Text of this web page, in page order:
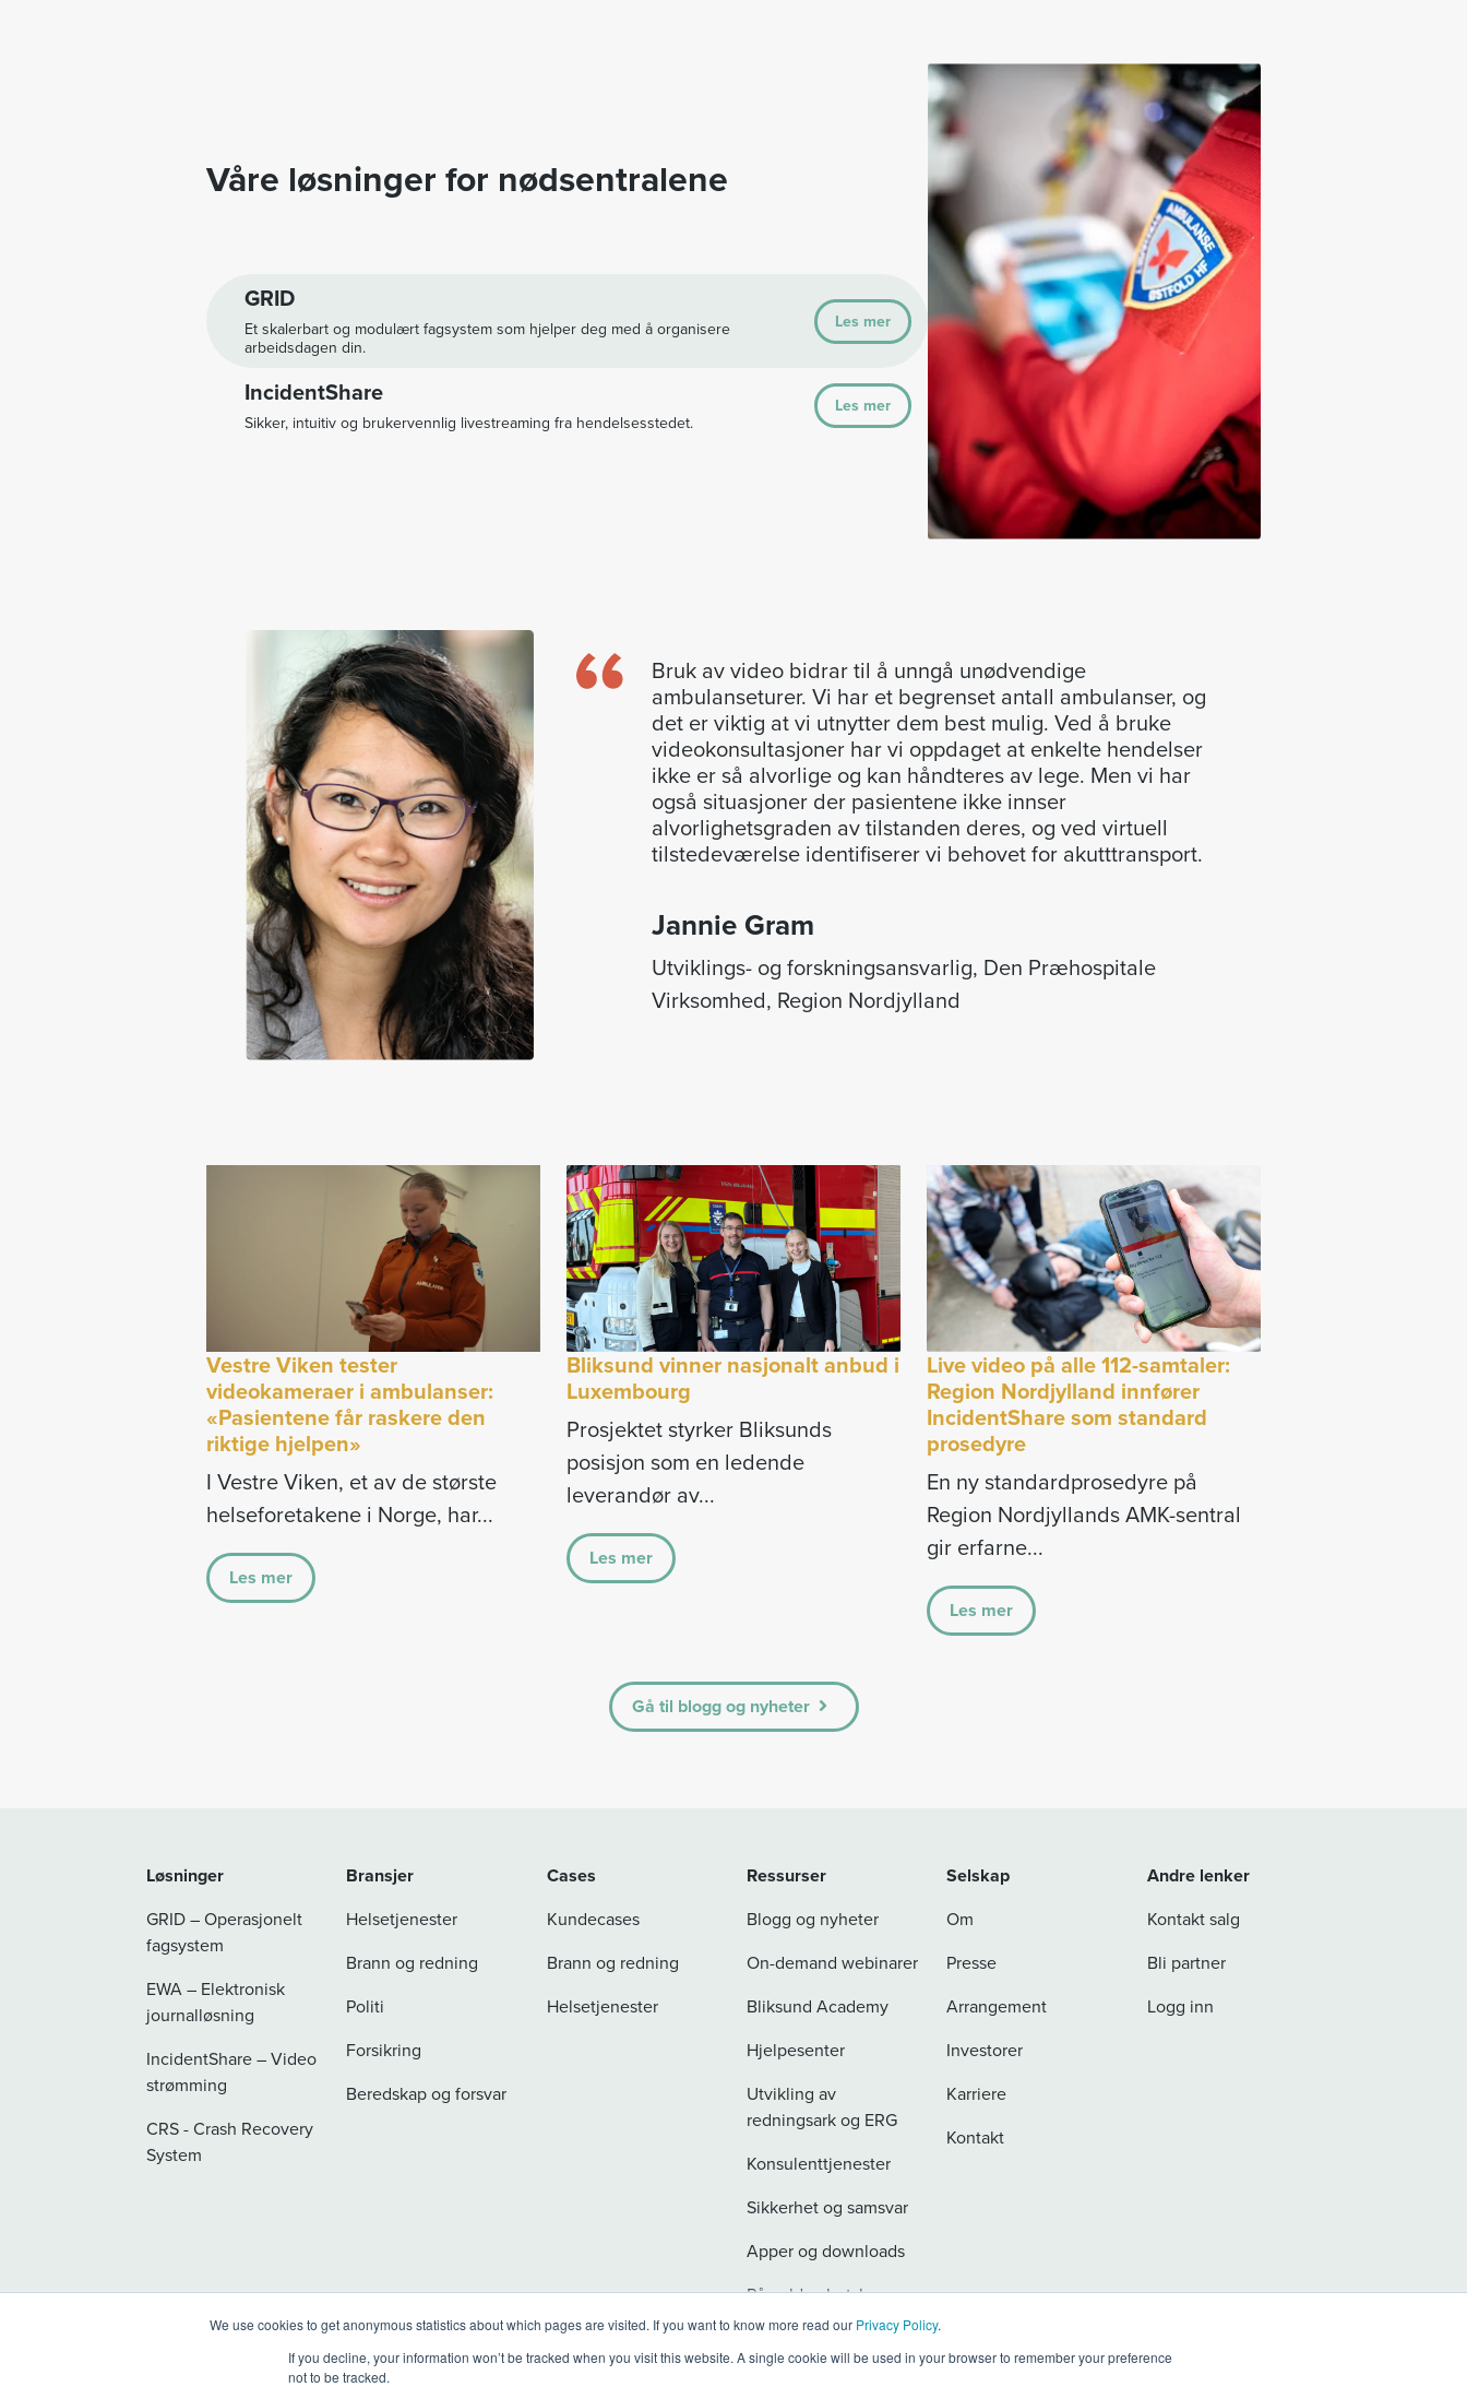
We use cookies to get anonymous statistics about which pages are visited. If you want to know more read our Privacy Policy.
If you decline, your information won’t be tracked when you visit this website. A single cookie will be used in your browser to remember your preference
not to be tracked.
Våre løsninger for nødsentralene
GRID
Et skalerbart og modulært fagsystem som hjelper deg med å organisere
arbeidsdagen din.
Les mer
IncidentShare
Sikker, intuitiv og brukervennlig livestreaming fra hendelsesstedet.
Les mer
Bruk av video bidrar til å unngå unødvendige
ambulanseturer. Vi har et begrenset antall ambulanser, og
det er viktig at vi utnytter dem best mulig. Ved å bruke
videokonsultasjoner har vi oppdaget at enkelte hendelser
ikke er så alvorlige og kan håndteres av lege. Men vi har
også situasjoner der pasientene ikke innser
alvorlighetsgraden av tilstanden deres, og ved virtuell
tilstedeværelse identifiserer vi behovet for akutttransport.
Jannie Gram
Utviklings- og forskningsansvarlig, Den Præhospitale
Virksomhed, Region Nordjylland
Vestre Viken tester
videokameraer i ambulanser:
«Pasientene får raskere den
riktige hjelpen»
I Vestre Viken, et av de største
helseforetakene i Norge, har...
Les mer
Bliksund vinner nasjonalt anbud i
Luxembourg
Prosjektet styrker Bliksunds
posisjon som en ledende
leverandør av...
Les mer
Live video på alle 112-samtaler:
Region Nordjylland innfører
IncidentShare som standard
prosedyre
En ny standardprosedyre på
Region Nordjyllands AMK-sentral
gir erfarne...
Les mer
Gå til blogg og nyheter
Løsninger
GRID – Operasjonelt
fagsystem
EWA – Elektronisk
journalløsning
IncidentShare – Video
strømming
CRS - Crash Recovery
System
Bransjer
Helsetjenester
Brann og redning
Politi
Forsikring
Beredskap og forsvar
Cases
Kundecases
Brann og redning
Helsetjenester
Ressurser
Blogg og nyheter
On-demand webinarer
Bliksund Academy
Hjelpesenter
Utvikling av
redningsark og ERG
Konsulenttjenester
Sikkerhet og samsvar
Apper og downloads
Påmeld nyhetsbrev
Selskap
Om
Presse
Arrangement
Investorer
Karriere
Kontakt
Andre lenker
Kontakt salg
Bli partner
Logg inn